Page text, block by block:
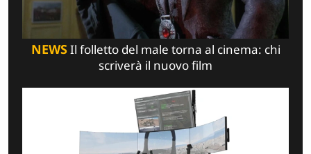
NEWSIl folletto del male torna al cinema: chi
scriverà il nuovo film